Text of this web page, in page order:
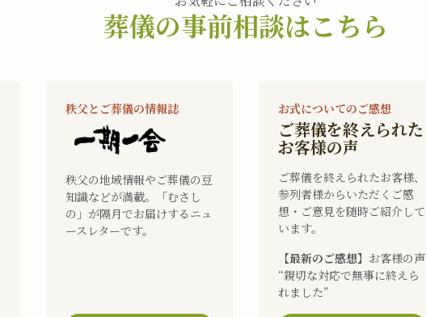
葬儀の事前相談はこちら
秩父とご葬儀の情報誌
秩父の地域情報やご葬儀の豆
知識などが満載。「むさし
の」が隔月でお届けするニュ
ースレターです。
お式についてのご感想
ご葬儀を終えられた
お客様の声
ご葬儀を終えられたお客様、
参列者様からいただくご感
想・ご意見を随時ご紹介して
います。
【最新のご感想】 お客様の声
“親切な対応で無事に終えら
れました”